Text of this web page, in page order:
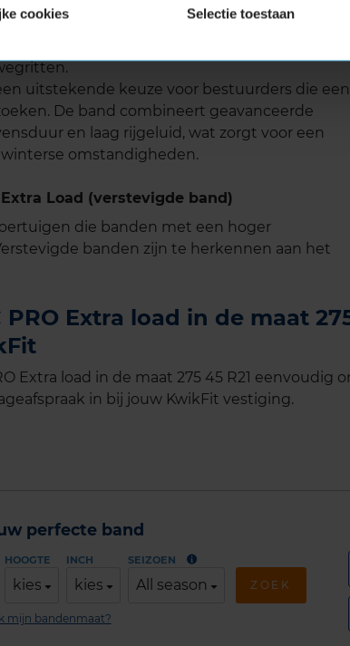
cookies Selectie toestaan
om rijgeluid te verminderen, zonder
geluidsniveau draagt bij aan het comfort van
uitstekende keuze voor bestuurders die een
De band combineert geavanceerde
en laag rijgeluid, wat zorgt voor een
omstandigheden.
Load (verstevigde band)
die banden met een hoger
banden zijn te herkennen aan het
Extra load in de maat
Extra load in de maat 275 45 R21 eenvoudig
in bij jouw KwikFit vestiging.
perfecte band
HOOGTE
kies
INCH
kies
SEIZOEN
All season ZOEK
mijn bandenmaat?